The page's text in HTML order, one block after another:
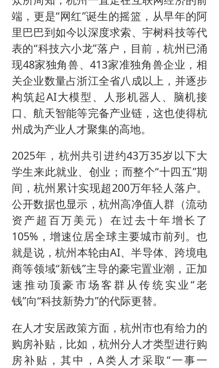
端，更是“网红”诞生的摇篮，从早年的阿
里巴巴到如今以深度求索、宇树科技等代
表的“科技六小龙”落户，目前，杭州已涌
现48家独角兽、413家准独角兽企业，相
关企业数量占浙江全省八成以上，并逐步
构筑起AI大模型、人形机器人、脑机接
口、航天智能等完备产业链，这也使得杭
州成为产业人才聚集的高地。
2025年，杭州共引进约43万35岁以下大
学生来此就业、创业；而整个“十四五”期
间，杭州累计实现超200万年轻人落户。
公开数据也显示，杭州高净值人群（流动
资产超百万美元）在过去十年增长了
105%，增速位居全球主要城市前列。也
就是说，杭州本轮由AI、半导体、跨境电
商等领域“新钱”主导的豪宅置业潮，正加
速推动顶豪市场客群从传统实业“老
钱”向“科技新势力”的代际更替。
在人才安居政策方面，杭州市也有给力的
购房补贴，比如，杭州分人才类型进行购
房补贴，其中，A类人才采取“一事一